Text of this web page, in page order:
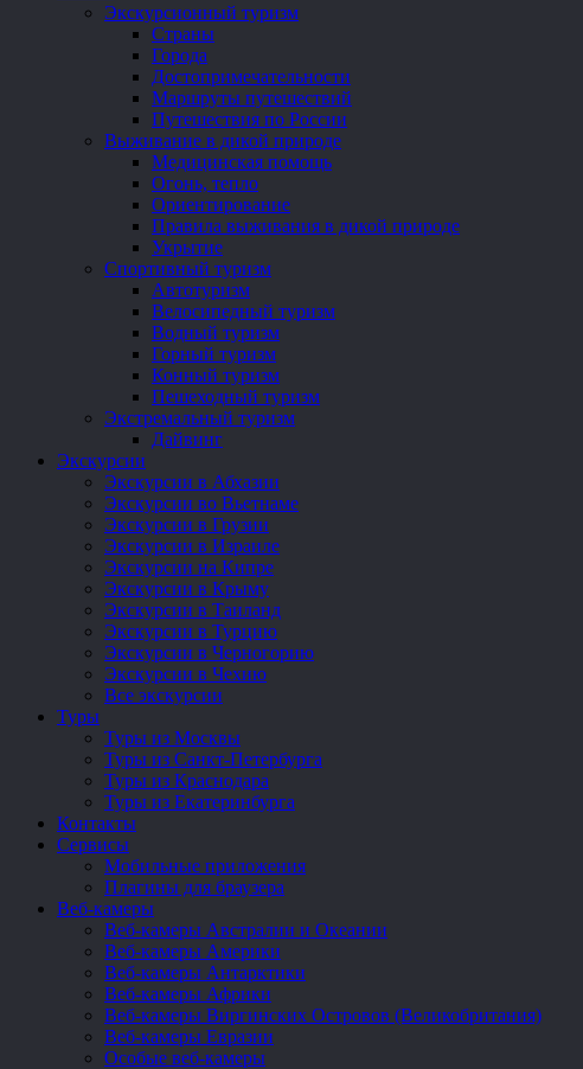
Экскурсионный туризм
Страны
Города
Достопримечательности
Маршруты путешествий
Путешествия по России
Выживание в дикой природе
Медицинская помощь
Огонь, тепло
Ориентирование
Правила выживания в дикой природе
Укрытие
Спортивный туризм
Автотуризм
Велосипедный туризм
Водный туризм
Горный туризм
Конный туризм
Пешеходный туризм
Экстремальный туризм
Дайвинг
Экскурсии
Экскурсии в Абхазии
Экскурсии во Вьетнаме
Экскурсии в Грузии
Экскурсии в Израиле
Экскурсии на Кипре
Экскурсии в Крыму
Экскурсии в Таиланд
Экскурсии в Турцию
Экскурсии в Черногорию
Экскурсии в Чехию
Все экскурсии
Туры
Туры из Москвы
Туры из Санкт-Петербурга
Туры из Краснодара
Туры из Екатеринбурга
Контакты
Сервисы
Мобильные приложения
Плагины для браузера
Веб-камеры
Веб-камеры Австралии и Океании
Веб-камеры Америки
Веб-камеры Антарктики
Веб-камеры Африки
Веб-камеры Виргинских Островов (Великобритания)
Веб-камеры Евразии
Особые веб-камеры